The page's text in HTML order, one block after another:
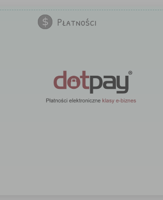
Płatności